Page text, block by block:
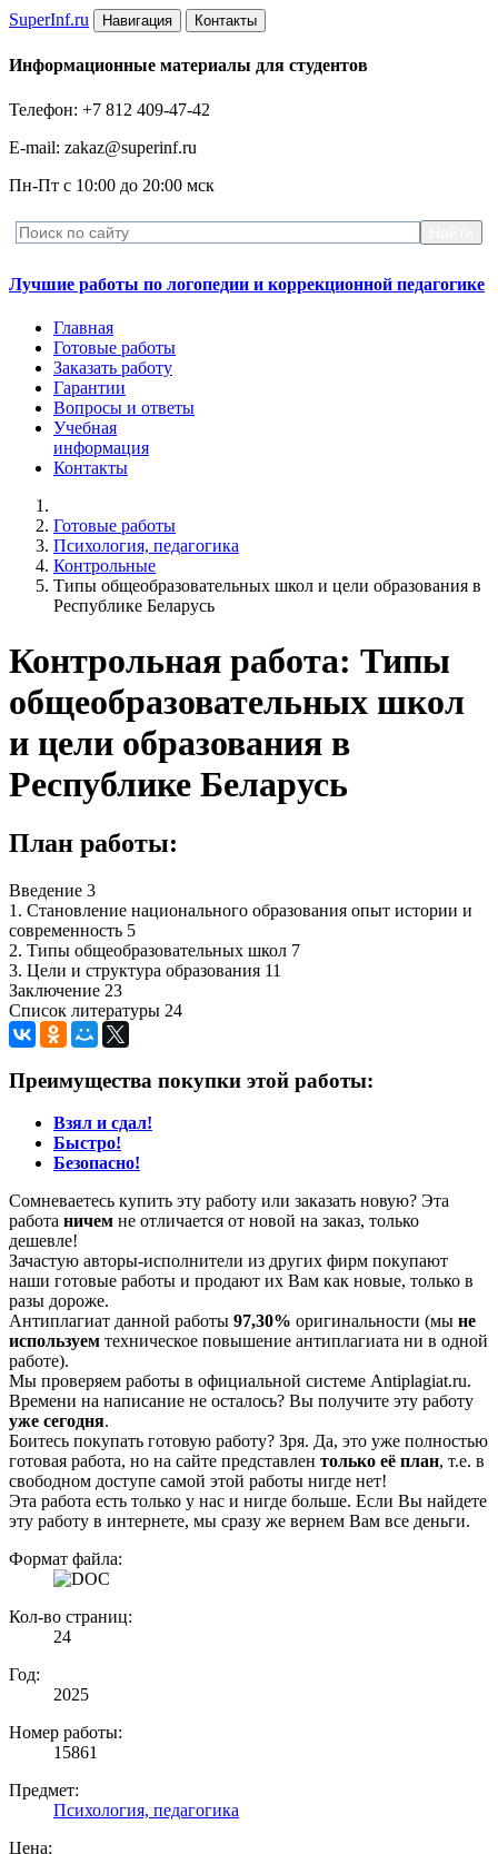
SuperInf.ru Навигация Контакты
Информационные материалы для студентов
Телефон: +7 812 409-47-42
E-mail: zakaz@superinf.ru
Пн-Пт с 10:00 до 20:00 мск
Лучшие работы по логопедии и коррекционной педагогике
Главная
Готовые работы
Заказать работу
Гарантии
Вопросы и ответы
Учебная
информация
Контакты
Готовые работы
Психология, педагогика
Контрольные
Типы общеобразовательных школ и цели образования в
Республике Беларусь
Контрольная работа: Типы
общеобразовательных школ
и цели образования в
Республике Беларусь
План работы:
Введение 3
1. Становление национального образования опыт истории и
современность 5
2. Типы общеобразовательных школ 7
3. Цели и структура образования 11
Заключение 23
Список литературы 24
Преимущества покупки этой работы:
Взял и сдал!
Быстро!
Безопасно!
Сомневаетесь купить эту работу или заказать новую? Эта
работа ничем не отличается от новой на заказ, только
дешевле!
Зачастую авторы-исполнители из других фирм покупают
наши готовые работы и продают их Вам как новые, только в
разы дороже.
Антиплагиат данной работы 97,30% оригинальности (мы не
используем техническое повышение антиплагиата ни в одной
работе).
Мы проверяем работы в официальной системе Аntiplagiat.ru.
Времени на написание не осталось? Вы получите эту работу
уже сегодня.
Боитесь покупать готовую работу? Зря. Да, это уже полностью
готовая работа, но на сайте представлен только её план, т.е. в
свободном доступе самой этой работы нигде нет!
Эта работа есть только у нас и нигде больше. Если Вы найдете
эту работу в интернете, мы сразу же вернем Вам все деньги.
Формат файла:
Кол-во страниц:
24
Год:
2025
Номер работы:
15861
Предмет:
Психология, педагогика
Цена: